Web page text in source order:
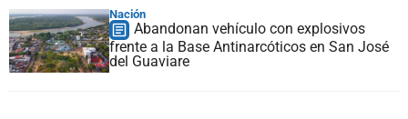
Nación
Abandonan vehículo con explosivos
frente a la Base Antinarcóticos en San José
del Guaviare